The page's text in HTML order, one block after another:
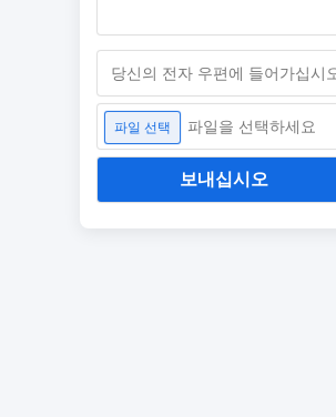
파일 선택 파일을 선택하세요
보내십시오